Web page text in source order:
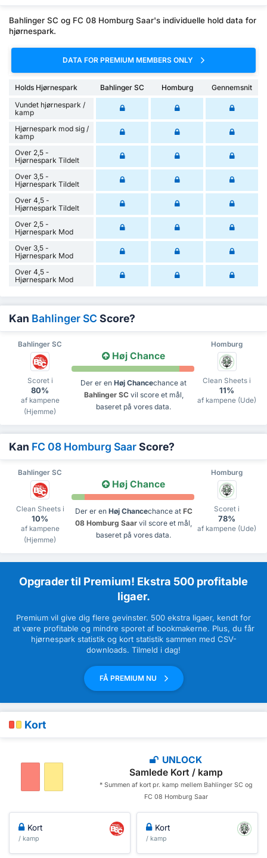
Bahlinger SC og FC 08 Homburg Saar's individuelle hold data for
hjørnespark.
DATA FOR PREMIUM MEMBERS ONLY
Holds Hjørnespark Bahlinger SC Homburg
Gennemsnit
Vundet hjørnespark /
kamp
Hjørnespark mod sig /
kamp
Over 2,5 -
Hjørnespark Tildelt
Over 3,5 -
Hjørnespark Tildelt
Over 4,5 -
Hjørnespark Tildelt
Over 2,5 -
Hjørnespark Mod
Over 3,5 -
Hjørnespark Mod
Over 4,5 -
Hjørnespark Mod
Kan Bahlinger SC Score?
Bahlinger SC Homburg
Scoret i
80%
af kampene
(Hjemme)
Høj Chance
Der er en Høj Chancechance at
Bahlinger SCvil score et mål,
baseret på vores data.
Clean Sheets i
11%
af kampene (Ude)
Kan FC 08 Homburg SaarScore?
Bahlinger SC Homburg
Clean Sheets i
10%
af kampene
(Hjemme)
Høj Chance
Der er en Høj Chancechance at FC
08 Homburg Saar vil score et mål,
baseret på vores data.
Scoret i
78%
af kampene (Ude)
Opgrader til Premium! Ekstra 500 profitable
ligaer.
Premium vil give dig flere gevinster. 500 ekstra ligaer, kendt for
at være profitable og mindre sporet af bookmakerne. Plus, du får
hjørnespark statistik og kort statistik sammen med CSV-
downloads. Tilmeld i dag!
FÅ PREMIUM NU
Kort
UNLOCK
Samlede Kort / kamp
* Summen af ​​kort pr. kamp mellem Bahlinger SC og
FC 08 Homburg Saar
Kort
/ kamp
Kort
/ kamp